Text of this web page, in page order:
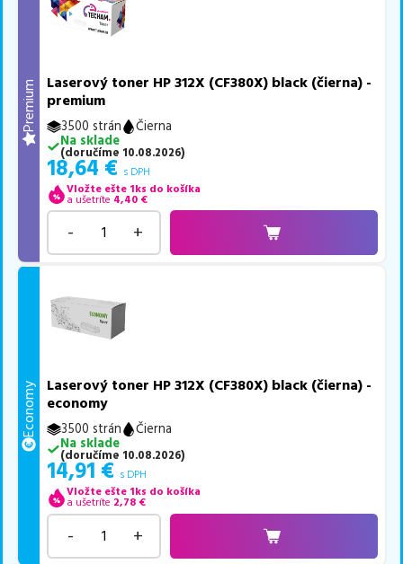
Premium
Laserový toner HP 312X (CF380X) black (čierna) -
premium
3500 strán
Čierna
Na sklade
(doručíme 10.08.2026)
18,64 € s DPH
Vložte ešte 1ks do košíka
a ušetríte 4,40 €
- +
Economy
Laserový toner HP 312X (CF380X) black (čierna) -
economy
3500 strán
Čierna
Na sklade
(doručíme 10.08.2026)
14,91 € s DPH
Vložte ešte 1ks do košíka
a ušetríte 2,78 €
- +